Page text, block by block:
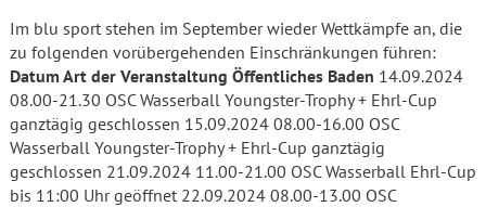
Im blu sport stehen im September wieder Wettkämpfe an, die
zu folgenden vorübergehenden Einschränkungen führen:
Datum Art der Veranstaltung Öffentliches Baden 14.09.2024
08.00-21.30 OSC Wasserball Youngster-Trophy + Ehrl-Cup
ganztägig geschlossen 15.09.2024 08.00-16.00 OSC
Wasserball Youngster-Trophy + Ehrl-Cup ganztägig
geschlossen 21.09.2024 11.00-21.00 OSC Wasserball Ehrl-Cup
bis 11:00 Uhr geöffnet 22.09.2024 08.00-13.00 OSC